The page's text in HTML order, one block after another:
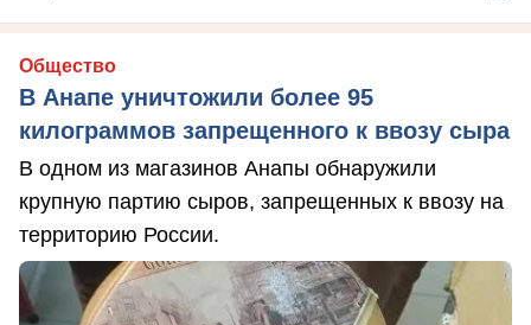
Общество
В Анапе уничтожили более 95
килограммов запрещенного к ввозу сыра
В одном из магазинов Анапы обнаружили
крупную партию сыров, запрещенных к ввозу на
территорию России.